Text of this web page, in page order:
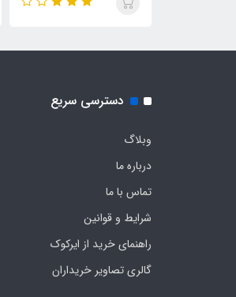
دسترسی سریع
وبلاگ
درباره ما
تماس با ما
شرایط و قوانین
راهنمای خرید از ایرکوک
گالری تصاویر خریداران